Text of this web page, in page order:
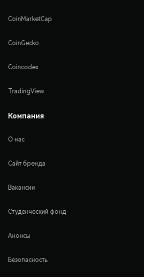
CoinMarketCap
CoinGecko
Coincodex
TradingView
Компания
О нас
Сайт бренда
Вакансии
Студенческий фонд
Анонсы
Безопасность